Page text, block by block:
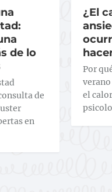
de lo
de
en
¿El
Por
el